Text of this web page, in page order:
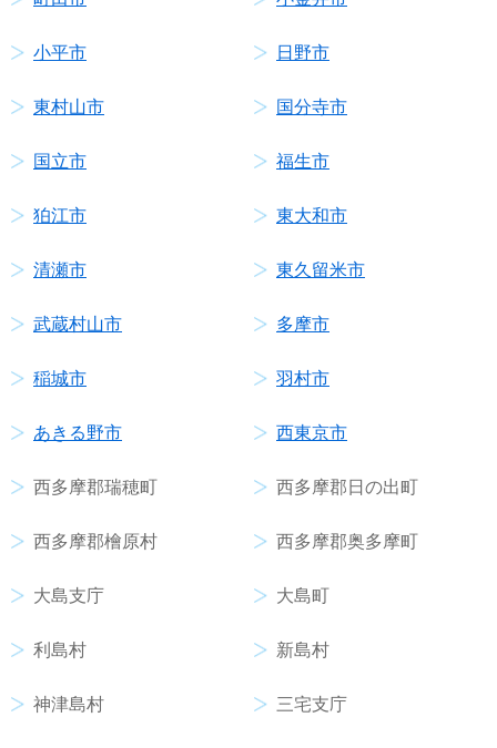
小平市 日野市
東村山市 国分寺市
国立市 福生市
狛江市 東大和市
清瀬市 東久留米市
武蔵村山市 多摩市
稲城市 羽村市
あきる野市 西東京市
西多摩郡瑞穂町 西多摩郡日の出町
西多摩郡檜原村 西多摩郡奥多摩町
大島支庁 大島町
利島村 新島村
神津島村 三宅支庁